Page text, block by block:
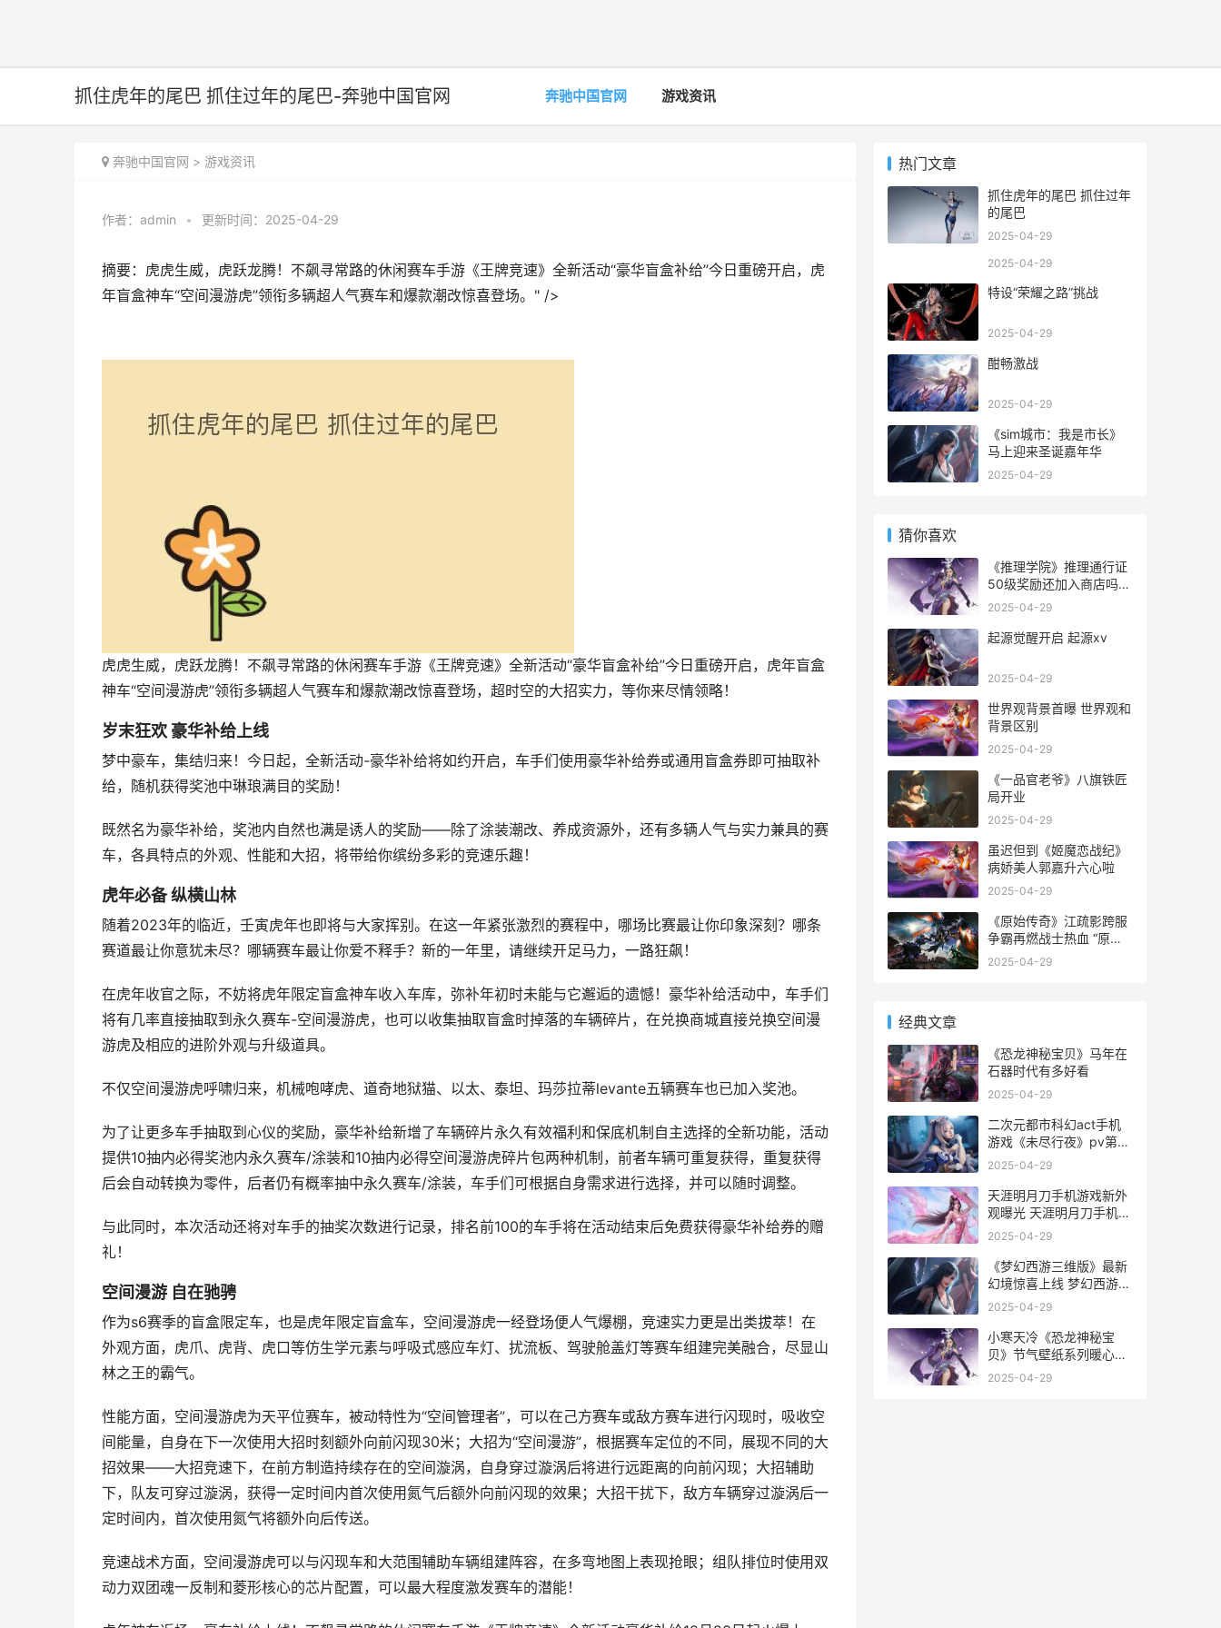
抓住虎年的尾巴 抓住过年的尾巴-奔驰中国官网 奔驰中国官网 游戏资讯
奔驰中国官网 > 游戏资讯
作者： admin • 更新时间：2025-04-29
摘要：虎虎生威，虎跃龙腾！不飙寻常路的休闲赛车手游《王牌竞速》全新活动“豪华盲盒补给”今日重磅开启，虎
年盲盒神车“空间漫游虎”领衔多辆超人气赛车和爆款潮改惊喜登场。" />
虎虎生威，虎跃龙腾！不飙寻常路的休闲赛车手游《王牌竞速》全新活动“豪华盲盒补给”今日重磅开启，虎年盲盒
神车“空间漫游虎”领衔多辆超人气赛车和爆款潮改惊喜登场，超时空的大招实力，等你来尽情领略！
岁末狂欢 豪华补给上线
梦中豪车，集结归来！今日起，全新活动-豪华补给将如约开启，车手们使用豪华补给券或通用盲盒券即可抽取补
给，随机获得奖池中琳琅满目的奖励！
既然名为豪华补给，奖池内自然也满是诱人的奖励——除了涂装潮改、养成资源外，还有多辆人气与实力兼具的赛
车，各具特点的外观、性能和大招，将带给你缤纷多彩的竞速乐趣！
虎年必备 纵横山林
随着2023年的临近，壬寅虎年也即将与大家挥别。在这一年紧张激烈的赛程中，哪场比赛最让你印象深刻？哪条
赛道最让你意犹未尽？哪辆赛车最让你爱不释手？新的一年里，请继续开足马力，一路狂飙！
在虎年收官之际，不妨将虎年限定盲盒神车收入车库，弥补年初时未能与它邂逅的遗憾！豪华补给活动中，车手们
将有几率直接抽取到永久赛车-空间漫游虎，也可以收集抽取盲盒时掉落的车辆碎片，在兑换商城直接兑换空间漫
游虎及相应的进阶外观与升级道具。
不仅空间漫游虎呼啸归来，机械咆哮虎、道奇地狱猫、以太、泰坦、玛莎拉蒂levante五辆赛车也已加入奖池。
为了让更多车手抽取到心仪的奖励，豪华补给新增了车辆碎片永久有效福利和保底机制自主选择的全新功能，活动
提供10抽内必得奖池内永久赛车/涂装和10抽内必得空间漫游虎碎片包两种机制，前者车辆可重复获得，重复获得
后会自动转换为零件，后者仍有概率抽中永久赛车/涂装，车手们可根据自身需求进行选择，并可以随时调整。
与此同时，本次活动还将对车手的抽奖次数进行记录，排名前100的车手将在活动结束后免费获得豪华补给券的赠
礼！
空间漫游 自在驰骋
作为s6赛季的盲盒限定车，也是虎年限定盲盒车，空间漫游虎一经登场便人气爆棚，竞速实力更是出类拔萃！在
外观方面，虎爪、虎背、虎口等仿生学元素与呼吸式感应车灯、扰流板、驾驶舱盖灯等赛车组建完美融合，尽显山
林之王的霸气。
性能方面，空间漫游虎为天平位赛车，被动特性为“空间管理者”，可以在己方赛车或敌方赛车进行闪现时，吸收空
间能量，自身在下一次使用大招时刻额外向前闪现30米；大招为“空间漫游”，根据赛车定位的不同，展现不同的大
招效果——大招竞速下，在前方制造持续存在的空间漩涡，自身穿过漩涡后将进行远距离的向前闪现；大招辅助
下，队友可穿过漩涡，获得一定时间内首次使用氮气后额外向前闪现的效果；大招干扰下，敌方车辆穿过漩涡后一
定时间内，首次使用氮气将额外向后传送。
竞速战术方面，空间漫游虎可以与闪现车和大范围辅助车辆组建阵容，在多弯地图上表现抢眼；组队排位时使用双
动力双团魂一反制和菱形核心的芯片配置，可以最大程度激发赛车的潜能！
热门文章
抓住虎年的尾巴 抓住过年
的尾巴
2025-04-29
2025-04-29
特设“荣耀之路”挑战
2025-04-29
酣畅激战
2025-04-29
《sim城市：我是市长》
马上迎来圣诞嘉年华
2025-04-29
猜你喜欢
《推理学院》推理通行证
50级奖励还加入商店吗
推理学院好玩吗
2025-04-29
起源觉醒开启 起源xv
2025-04-29
世界观背景首曝 世界观和
背景区别
2025-04-29
《一品官老爷》八旗铁匠
局开业
2025-04-29
虽迟但到《姬魔恋战纪》
病娇美人郭嘉升六心啦
2025-04-29
《原始传奇》江疏影跨服
争霸再燃战士热血 “原始
传奇”
2025-04-29
经典文章
《恐龙神秘宝贝》马年在
石器时代有多好看
2025-04-29
二次元都市科幻act手机
游戏《未尽行夜》pv第一
次公开 二次元都市小说
2025-04-29
天涯明月刀手机游戏新外
观曝光 天涯明月刀手机壁
纸 超高清
2025-04-29
《梦幻西游三维版》最新
幻境惊喜上线 梦幻西游三
维版藏宝阁
2025-04-29
小寒天冷《恐龙神秘宝
贝》节气壁纸系列暖心升
级 awm是步枪吗
2025-04-29